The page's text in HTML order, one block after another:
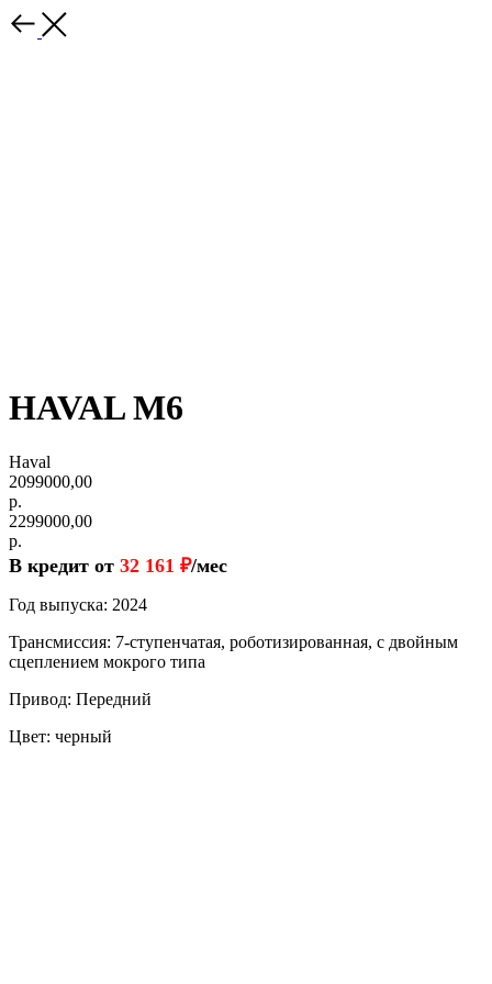
HAVAL M6
Haval
2099000,00
р.
2299000,00
р.
В кредит от 32 161 ₽/мес
Год выпуска: 2024
Трансмиссия: 7-ступенчатая, роботизированная, с двойным
сцеплением мокрого типа
Привод: Передний
Цвет: черный